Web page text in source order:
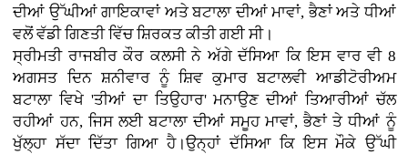
ਦੀਆਂ ਉੱਘੀਆਂ ਗਾਇਕਾਵਾਂ ਅਤੇ ਬਟਾਲਾ ਦੀਆਂ ਮਾਵਾਂ, ਭੈਣਾਂ ਅਤੇ ਧੀਆਂ
ਵਲੋਂ ਵੱਡੀ ਗਿਣਤੀ ਵਿੱਚ ਸ਼ਿਰਕਤ ਕੀਤੀ ਗਈ ਸੀ।
ਸ੍ਰੀਮਤੀ ਰਾਜਬੀਰ ਕੌਰ ਕਲਸੀ ਨੇ ਅੱਗੇ ਦੱਸਿਆ ਕਿ ਇਸ ਵਾਰ ਵੀ 8
ਅਗਸਤ ਦਿਨ ਸ਼ਨੀਵਾਰ ਨੂੰ ਸ਼ਿਵ ਕੁਮਾਰ ਬਟਾਲਵੀ ਆਡੀਟੋਰੀਅਮ
ਬਟਾਲਾ ਵਿਖੇ 'ਤੀਆਂ ਦਾ ਤਿਉਹਾਰ' ਮਨਾਉਣ ਦੀਆਂ ਤਿਆਰੀਆਂ ਚੱਲ
ਰਹੀਆਂ ਹਨ, ਜਿਸ ਲਈ ਬਟਾਲਾ ਦੀਆਂ ਸਮੂਹ ਮਾਵਾਂ, ਭੈਣਾਂ ਤੇ ਧੀਆਂ ਨੂੰ
ਖੁੱਲ੍ਹਾ ਸੱਦਾ ਦਿੱਤਾ ਗਿਆ ਹੈ।ਉਨ੍ਹਾਂ ਦੱਸਿਆ ਕਿ ਇਸ ਮੌਕੇ ਉੱਘੀ